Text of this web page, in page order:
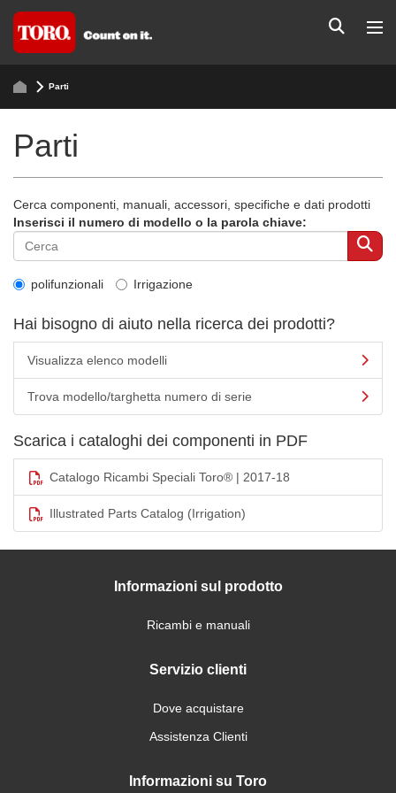
Parti
Parti
Cerca componenti, manuali, accessori, specifiche e dati prodotti
Inserisci il numero di modello o la parola chiave:
polifunzionali Irrigazione
Hai bisogno di aiuto nella ricerca dei prodotti?
Visualizza elenco modelli
Trova modello/targhetta numero di serie
Scarica i cataloghi dei componenti in PDF
Catalogo Ricambi Speciali Toro® | 2017-18
Illustrated Parts Catalog (Irrigation)
Informazioni sul prodotto
Ricambi e manuali
Servizio clienti
Dove acquistare
Assistenza Clienti
Informazioni su Toro